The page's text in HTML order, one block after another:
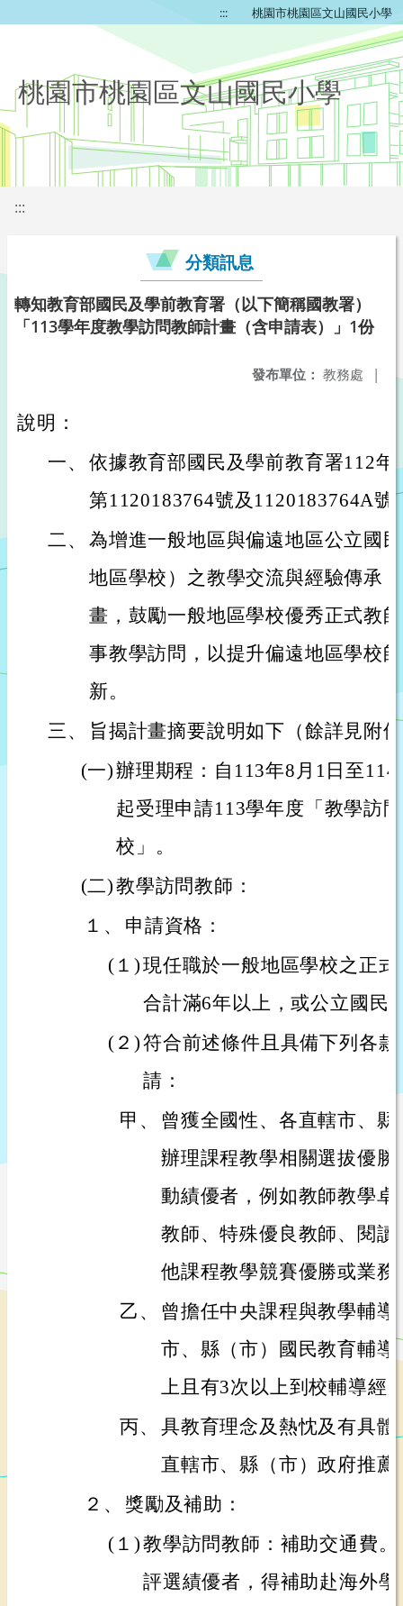
::: 桃園市桃園區文山國民小學
桃園市桃園區文山國民小學
:::
分類訊息
轉知教育部國民及學前教育署（以下簡稱國教署）
「113學年度教學訪問教師計畫（含申請表）」1份
發布單位： 教務處 |
說明：
一、 依據教育部國民及學前教育署112
第1120183764號及1120183764A號
二、 為增進一般地區與偏遠地區公立國
地區學校）之教學交流與經驗傳承
畫，鼓勵一般地區學校優秀正式教
事教學訪問，以提升偏遠地區學校
新。
三、
旨揭計畫摘要說明如下（餘詳見附
(一)辦理期程：自113年8月1日至
起受理申請113學年度「教學訪
校」。
(二)教學訪問教師：
１、
申請資格：
(１)現任職於一般地區學校之正
合計滿6年以上，或公立國民
(２)符合前述條件且具備下列各
請：
甲、
曾獲全國性、各直轄市、
辦理課程教學相關選拔優
動績優者，例如教師教學卓
教師、特殊優良教師、閱
他課程教學競賽優勝或業
乙、
曾擔任中央課程與教學輔
市、縣（市）國民教育輔
上且有3次以上到校輔導經
丙、 具教育理念及熱忱及有具
直轄市、縣（市）政府推薦
２、
獎勵及補助：
(１)教學訪問教師：補助交通費
評選績優者，得補助赴海外